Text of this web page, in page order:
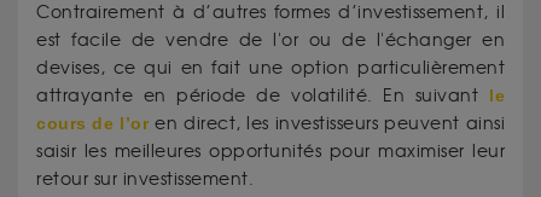
Contrairement à d’autres formes d’investissement, il
est facile de vendre de l'or ou de l'échanger en
devises, ce qui en fait une option particulièrement
attrayante en période de volatilité. En suivant le
cours de l’oren direct, les investisseurs peuvent ainsi
saisir les meilleures opportunités pour maximiser leur
retour sur investissement.